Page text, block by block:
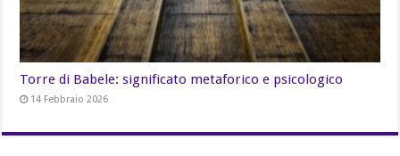
Torre di Babele: significato metaforico e psicologico
14 Febbraio 2026